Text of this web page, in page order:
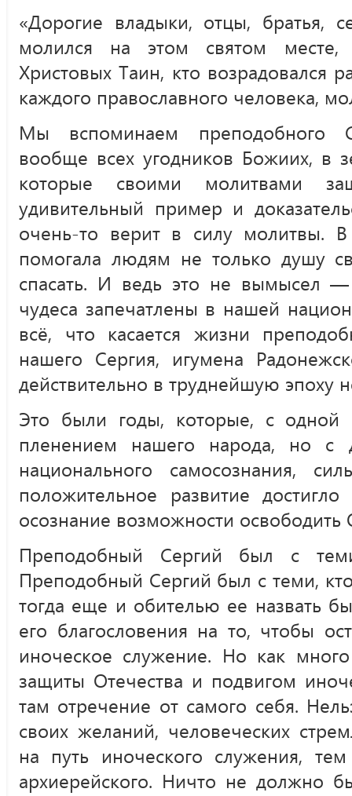
«Дорогие владыки, отцы, братья,
молился на этом святом месте,
Христовых Таин, кто возрадовался
каждого православного человека,
Мы вспоминаем преподобного
вообще всех угодников Божиих, в
которые своими молитвами
удивительный пример и
очень-то верит в силу молитвы.
помогала людям не только душу
спасать. И ведь это не вымысел —
чудеса запечатлены в нашей
всё, что касается жизни
нашего Сергия, игумена
действительно в труднейшую эпоху
Это были годы, которые, с одной
пленением нашего народа, но
национального самосознания,
положительное развитие
осознание возможности освободить
Преподобный Сергий был с
Преподобный Сергий был с теми,
тогда еще и обителью ее назвать
его благословения на то, чтобы
иноческое служение. Но как
защиты Отечества и подвигом
там отречение от самого себя.
своих желаний, человеческих
на путь иноческого служения,
архиерейского. Ничто не должно